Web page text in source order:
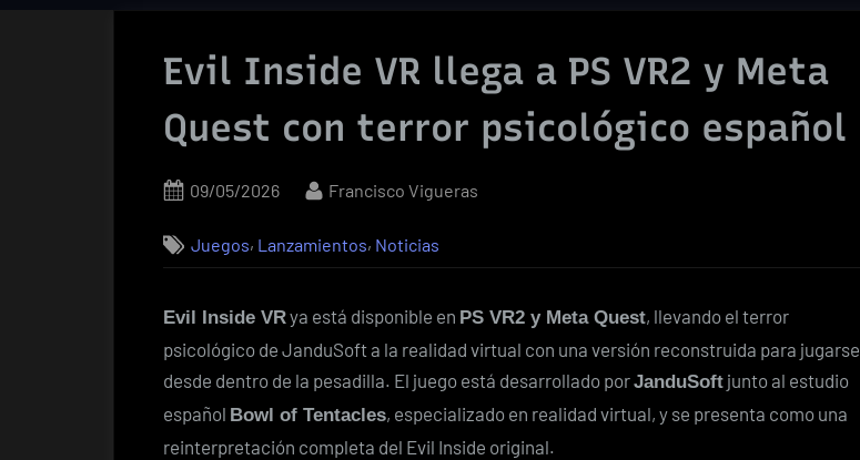
Evil Inside VR llega a PS VR2 y Meta
Quest con terror psicológico español
Posted
09/05/2026 By
Francisco Vigueras
Juegos, Lanzamientos, Noticias
Evil Inside VRya está disponible en PS VR2 y Meta Quest, llevando el terror
psicológico de JanduSoft a la realidad virtual con una versión reconstruida para jugarse
desde dentro de la pesadilla. El juego está desarrollado porJanduSoft junto al estudio
español Bowl of Tentacles, especializado en realidad virtual, y se presenta como una
reinterpretación completa del Evil Inside original.